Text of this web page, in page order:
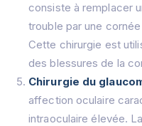
consiste à remplacer
trouble par une cornée
Cette chirurgie est
des blessures de la
Chirurgie du
affection oculaire
intraoculaire élevée.